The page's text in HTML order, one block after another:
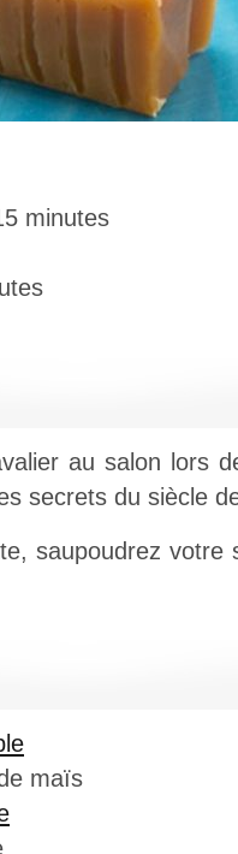
minutes
au salon lors
secrets du siècle
saupoudrez votre
maïs